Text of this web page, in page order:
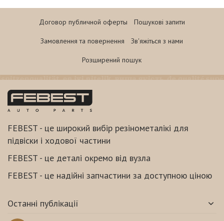
Договор публичной оферты Пошукові запити
Замовлення та повернення Зв'яжіться з нами
Розширений пошук
FEBEST - це широкий вибір резінометалікі для
підвіски і ходової частини
FEBEST - це деталі окремо від вузла
FEBEST - це надійні запчастини за доступною ціною
Останні публікації